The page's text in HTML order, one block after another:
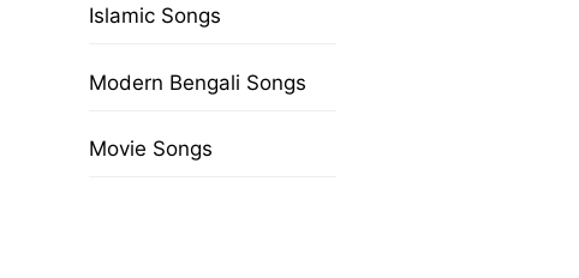
Islamic Songs
Modern Bengali Songs
Movie Songs